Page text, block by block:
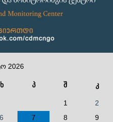
2026
ხ პ შ კ
1
2
6 7 8
9